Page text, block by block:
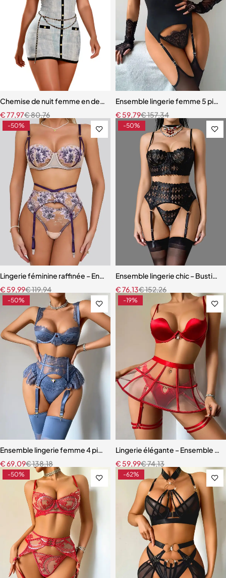
Chemise de nuit femme en dentelle bleue – Babydoll avec
€80,76
€77,97
Ensemble lingerie femme 5
€157,34
€ 59,79
-50%
Lingerie féminine raffinée – Ensemble soutien-gorge en dentelle
€119,94
€ 59,99
-50%
Ensemble lingerie chic –
€152,26
€76,13
-50%
Ensemble lingerie femme 4 pièces – Satin bleu ardoise et dentelle à
€138,18
€69,09
-19%
Lingerie élégante – Ensemble
€74,13
€ 59,99
-50% -62%